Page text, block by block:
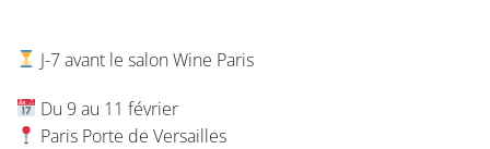
J-7 avant le salon Wine Paris
Du 9 au 11 février
Paris Porte de Versailles